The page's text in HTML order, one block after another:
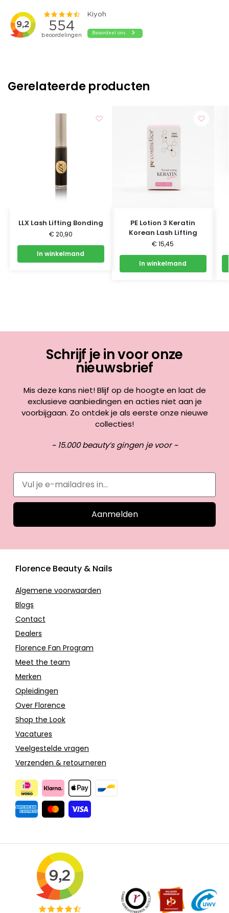
Gerelateerde producten
LLX Lash Lifting Bonding
€ 20,90
In winkelmand
PE Lotion 3 Keratin
Korean Lash Lifting
€ 15,45
In winkelmand
Schrijf je in voor onze
nieuwsbrief
Mis deze kans niet! Blijf op de hoogte en laat de
exclusieve aanbiedingen en acties niet aan je
voorbijgaan. Zo ontdek je als eerste onze nieuwe
collecties!
~ 15.000 beauty’s gingen je voor ~
Aanmelden
Florence Beauty & Nails
Algemene voorwaarden
Blogs
Contact
Dealers
Florence Fan Program
Meet the team
Merken
Opleidingen
Over Florence
Shop the Look
Vacatures
Veelgestelde vragen
Verzenden & retourneren